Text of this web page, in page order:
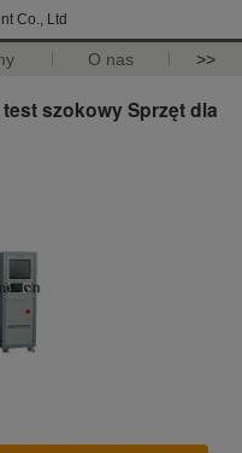
Co., Ltd
O nas >>
szokowy Sprzęt dla